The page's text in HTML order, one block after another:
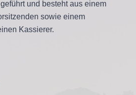
und besteht aus einem
sowie einem
Kassierer.